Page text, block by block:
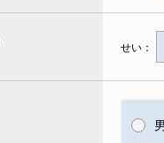
せい：
男